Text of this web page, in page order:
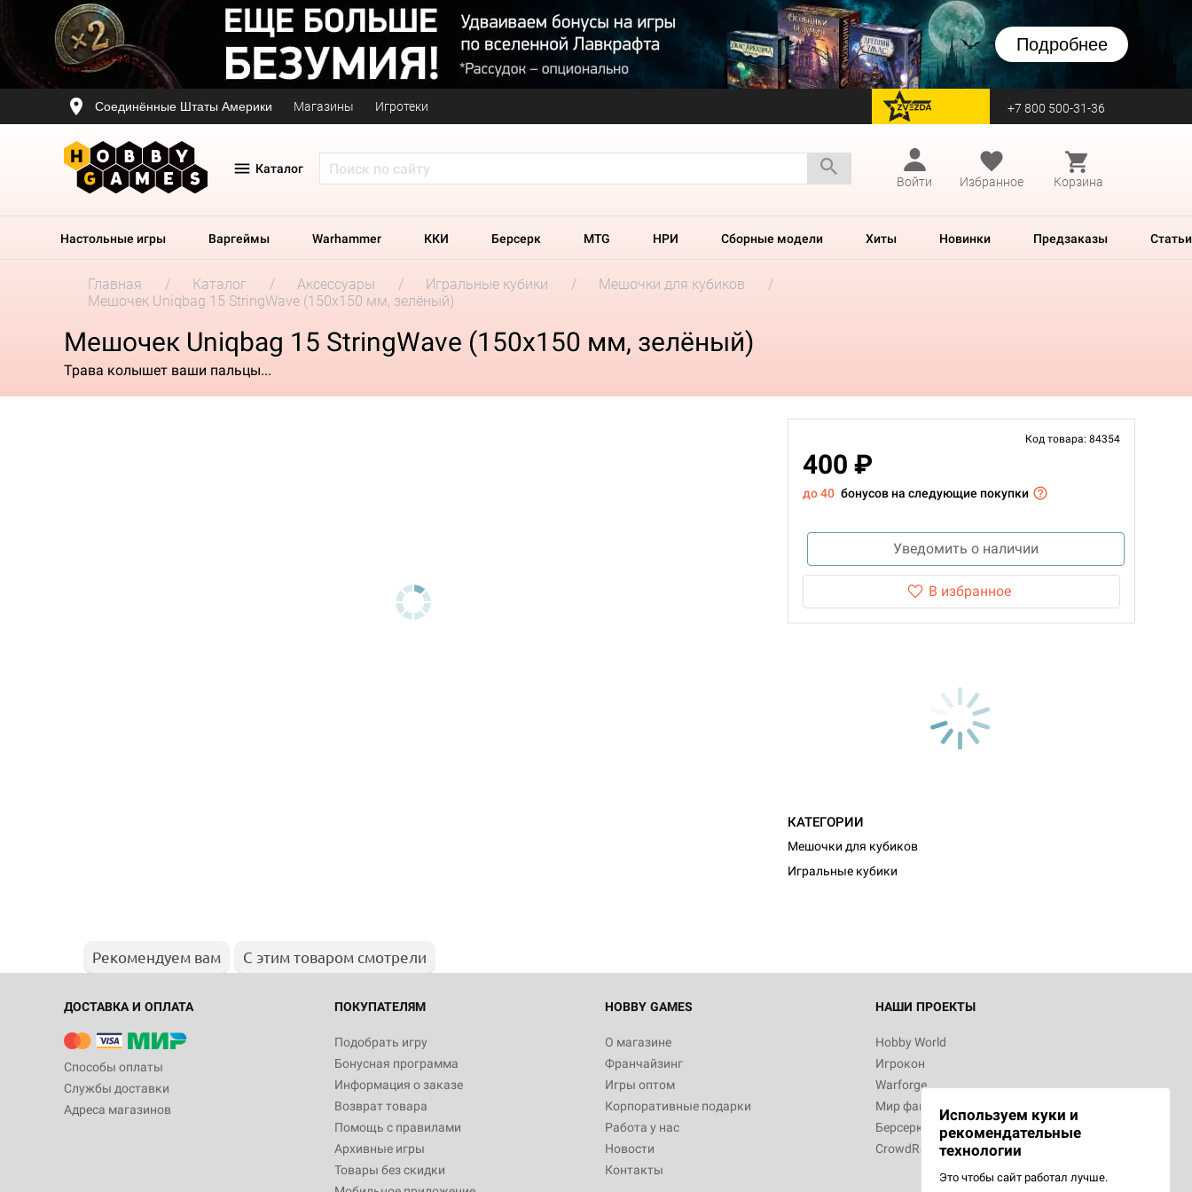
Подробнее
Соединённые Штаты Америки Магазины Игротеки перейти на Zvezda +7 800 500-31-36
Каталог
Войти
Избранное Корзина
Настольные игры Варгеймы Warhammer ККИ Берсерк MTG НРИ Сборные модели Хиты Новинки Предзаказы Статьи
Главная Каталог Аксессуары Игральные кубики
Мешочки для кубиков
Мешочек Uniqbag 15 StringWave (150х150 мм, зелёный)
Мешочек Uniqbag 15 StringWave (150х150 мм, зелёный)
Трава колышет ваши пальцы...
Код товара: 84354
400 ₽
до 40 бонусов на следующие покупки
Уведомить о наличии
В избранное
КАТЕГОРИИ
Мешочки для кубиков
Игральные кубики
Рекомендуем вам С этим товаром смотрели
ДОСТАВКА И ОПЛАТА
Способы оплаты
Службы доставки
Адреса магазинов
ПОКУПАТЕЛЯМ
Подобрать игру
Бонусная программа
Информация о заказе
Возврат товара
Помощь с правилами
Архивные игры
Товары без скидки
HOBBY GAMES
О магазине
Франчайзинг
Игры оптом
Корпоративные подарки
Работа у нас
Новости
Контакты
НАШИ ПРОЕКТЫ
Hobby World
Игрокон
Warforge
Мир фантастики
Берсерк
CrowdRepublic
Используем куки и
рекомендательные
технологии
Это чтобы сайт работал лучше.